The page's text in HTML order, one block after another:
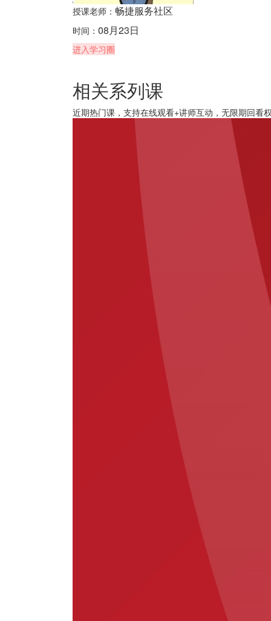
授课老师： 畅捷服务社区
时间： 08月23日
进入学习圈
相关系列课
近期热门课，支持在线观看+讲师互动，无限期回看